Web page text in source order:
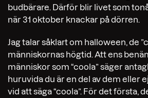
budbärare. Därför blir livet som
när 31 oktober knackar på dörren.
Jag talar såklart om halloween, de
människornas högtid. Att ens
människor som “coola” säger
huruvida du är en del av dem eller
vid att säga “coola”. För det första,